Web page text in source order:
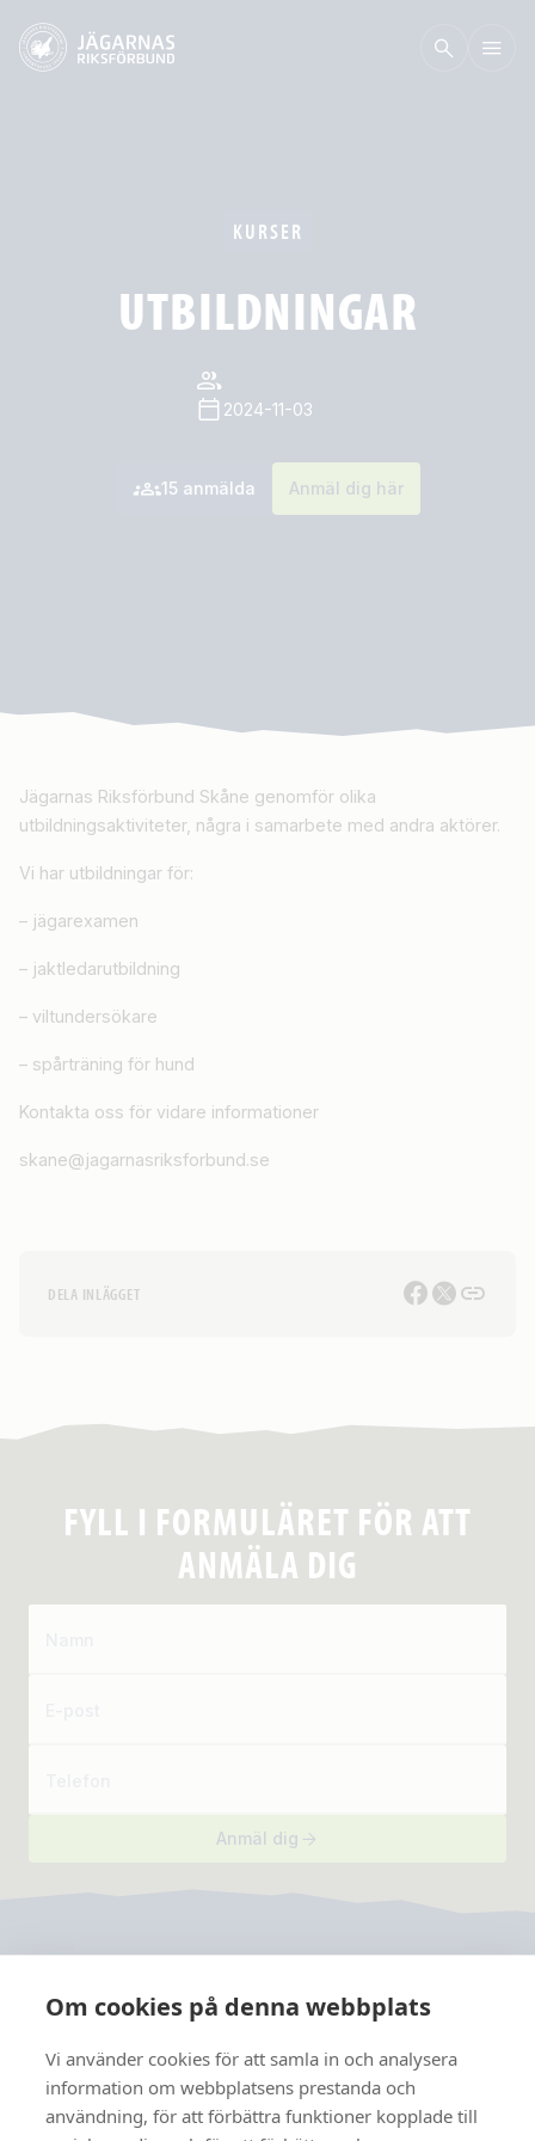
Om cookies på denna webbplats
Vi använder cookies för att samla in och analysera
information om webbplatsens prestanda och
användning, för att förbättra funktioner kopplade till
KURSER
UTBILDNINGAR
2024-11-03
15 anmälda Anmäl dig här
Jägarnas Riksförbund Skåne genomför olika
utbildningsaktiviteter, några i samarbete med andra aktörer.
Vi har utbildningar för:
– jägarexamen
– jaktledarutbildning
– viltundersökare
– spårträning för hund
Kontakta oss för vidare informationer
skane@jagarnasriksforbund.se
DELA INLÄGGET
FYLL I FORMULÄRET FÖR ATT
ANMÄLA DIG
Anmäl dig
JRF